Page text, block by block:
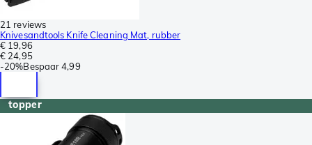
21 reviews
Knivesandtools Knife Cleaning Mat, rubber
€ 19,96
€ 24,95
-20%Bespaar 4,99
topper